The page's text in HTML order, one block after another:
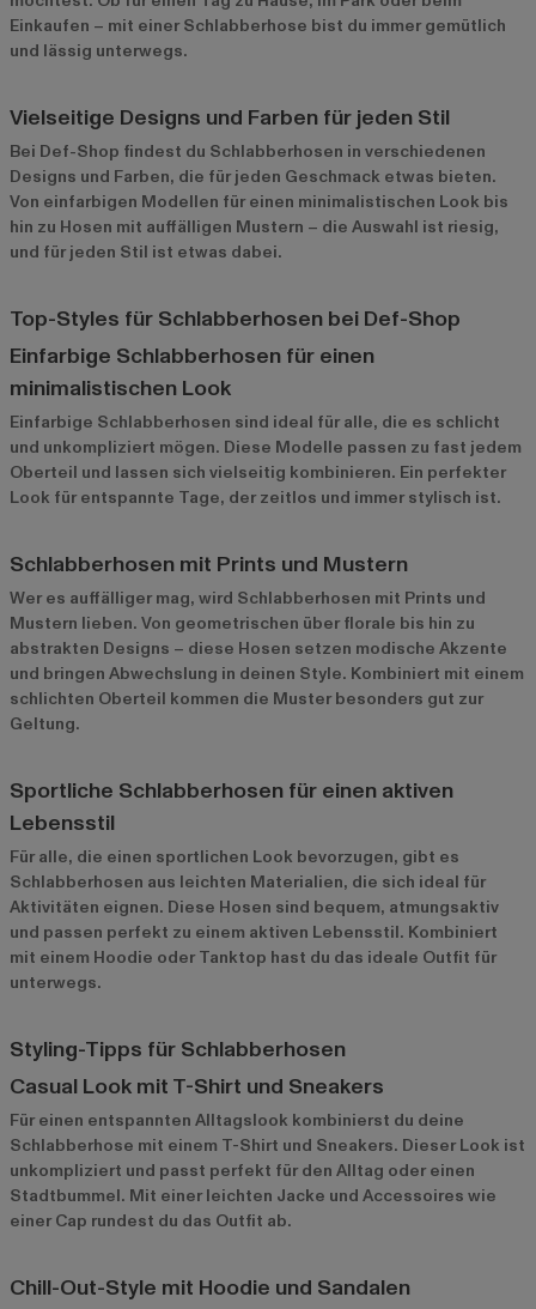
Einkaufen – mit einer Schlabberhose bist du immer gemütlich
und lässig unterwegs.
Vielseitige Designs und Farben für jeden Stil
Bei Def-Shop findest du Schlabberhosen in verschiedenen
Designs und Farben, die für jeden Geschmack etwas bieten.
Von einfarbigen Modellen für einen minimalistischen Look bis
hin zu Hosen mit auffälligen Mustern – die Auswahl ist riesig,
und für jeden Stil ist etwas dabei.
Top-Styles für Schlabberhosen bei Def-Shop
Einfarbige Schlabberhosen für einen
minimalistischen Look
Einfarbige Schlabberhosen sind ideal für alle, die es schlicht
und unkompliziert mögen. Diese Modelle passen zu fast jedem
Oberteil und lassen sich vielseitig kombinieren. Ein perfekter
Look für entspannte Tage, der zeitlos und immer stylisch ist.
Schlabberhosen mit Prints und Mustern
Wer es auffälliger mag, wird Schlabberhosen mit Prints und
Mustern lieben. Von geometrischen über florale bis hin zu
abstrakten Designs – diese Hosen setzen modische Akzente
und bringen Abwechslung in deinen Style. Kombiniert mit einem
schlichten Oberteil kommen die Muster besonders gut zur
Geltung.
Sportliche Schlabberhosen für einen aktiven
Lebensstil
Für alle, die einen sportlichen Look bevorzugen, gibt es
Schlabberhosen aus leichten Materialien, die sich ideal für
Aktivitäten eignen. Diese Hosen sind bequem, atmungsaktiv
und passen perfekt zu einem aktiven Lebensstil. Kombiniert
mit einem Hoodie oder Tanktop hast du das ideale Outfit für
unterwegs.
Styling-Tipps für Schlabberhosen
Casual Look mit T-Shirt und Sneakers
Für einen entspannten Alltagslook kombinierst du deine
Schlabberhose mit einem T-Shirt und Sneakers. Dieser Look ist
unkompliziert und passt perfekt für den Alltag oder einen
Stadtbummel. Mit einer leichten Jacke und Accessoires wie
einer Cap rundest du das Outfit ab.
Chill-Out-Style mit Hoodie und Sandalen